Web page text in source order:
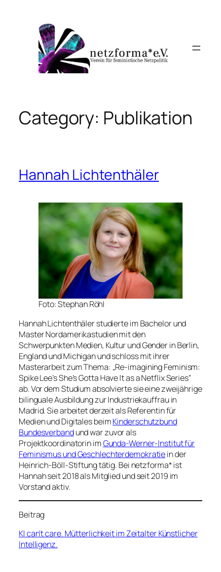
Category: Publikation
Hannah Lichtenthäler
Foto: Stephan Röhl
Hannah Lichtenthäler studierte im Bachelor und
Master Nordamerikastudien mit den
Schwerpunkten Medien, Kultur und Gender in Berlin,
England und Michigan und schloss mit ihrer
Masterarbeit zum Thema: „Re-imagining Feminism:
Spike Lee’sShe’s Gotta Have Itas a Netflix Series”
ab. Vor dem Studium absolvierte sie eine zweijährige
bilinguale Ausbildung zur Industriekauffrau in
Madrid. Sie arbeitet derzeit als Referentin für
Medien und Digitales beimKinderschutzbund
Bundesverbandund war zuvor als
Projektkoordinatorin imGunda-Werner-Institut für
Feminismus und Geschlechterdemokratiein der
Heinrich-Böll-Stiftung tätig. Bei netzforma* ist
Hannah seit 2018 als Mitglied und seit 2019 im
Vorstand aktiv.
Beitrag
KI can’t care. Mütterlichkeit im Zeitalter Künstlicher
Intelligenz.